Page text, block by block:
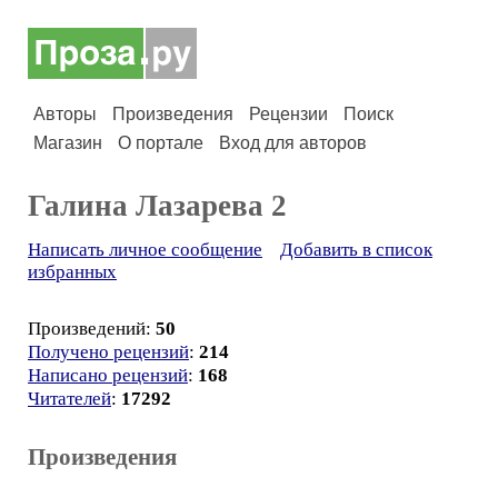
Авторы Произведения Рецензии
Поиск
Магазин
О портале Вход для авторов
Галина Лазарева 2
Написать личное сообщение
Добавить в список
избранных
Произведений: 50
Получено рецензий: 214
Написано рецензий: 168
Читателей: 17292
Произведения